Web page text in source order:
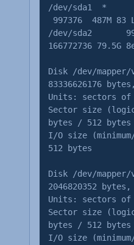
/dev/sda1 *
997376 487M 83
/dev/sda2
166772736 79.5G
Disk /dev/
83336626176
Units: sectors of
Sector size
bytes / 512 bytes
I/O size
512 bytes
Disk /dev/
2046820352
Units: sectors of
Sector size
bytes / 512 bytes
I/O size